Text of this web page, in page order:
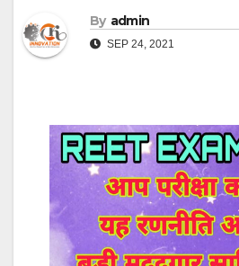
By admin
SEP 24, 2021